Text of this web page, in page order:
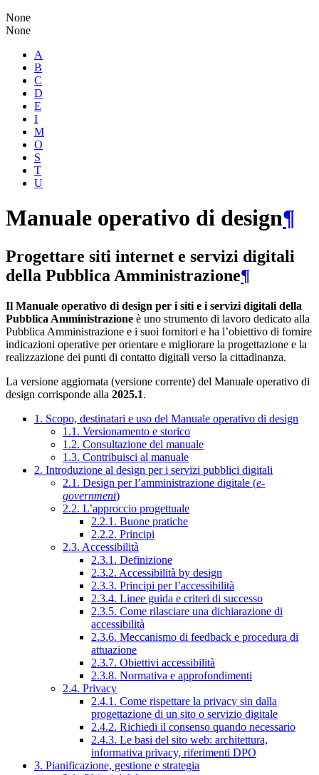
None
None
A
B
C
D
E
I
M
O
S
T
U
Manuale operativo di design¶
Progettare siti internet e servizi digitali
della Pubblica Amministrazione¶
Il Manuale operativo di design per i siti e i servizi digitali della
Pubblica Amministrazione è uno strumento di lavoro dedicato alla
Pubblica Amministrazione e i suoi fornitori e ha l’obiettivo di fornire
indicazioni operative per orientare e migliorare la progettazione e la
realizzazione dei punti di contatto digitali verso la cittadinanza.
La versione aggiornata (versione corrente) del Manuale operativo di
design corrisponde alla 2025.1.
1. Scopo, destinatari e uso del Manuale operativo di design
1.1. Versionamento e storico
1.2. Consultazione del manuale
1.3. Contribuisci al manuale
2. Introduzione al design per i servizi pubblici digitali
2.1. Design per l’amministrazione digitale (e-
government)
2.2. L’approccio progettuale
2.2.1. Buone pratiche
2.2.2. Principi
2.3. Accessibilità
2.3.1. Definizione
2.3.2. Accessibilità by design
2.3.3. Principi per l’accessibilità
2.3.4. Linee guida e criteri di successo
2.3.5. Come rilasciare una dichiarazione di
accessibilità
2.3.6. Meccanismo di feedback e procedura di
attuazione
2.3.7. Obiettivi accessibilità
2.3.8. Normativa e approfondimenti
2.4. Privacy
2.4.1. Come rispettare la privacy sin dalla
progettazione di un sito o servizio digitale
2.4.2. Richiedi il consenso quando necessario
2.4.3. Le basi del sito web: architettura,
informativa privacy, riferimenti DPO
3. Pianificazione, gestione e strategia